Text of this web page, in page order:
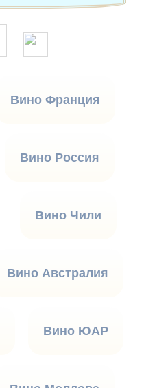
Вино Франция
Вино Россия
Вино Чили
Вино Австралия
Вино ЮАР